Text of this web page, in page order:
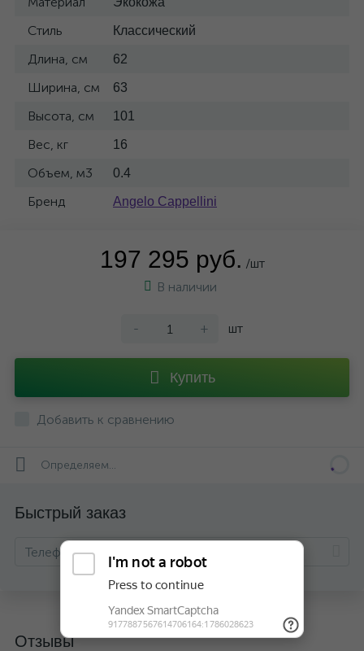
Стиль Классический
Длина, см 62
Ширина, см 63
Высота, см 101
Вес, кг 16
Объем, м3 0.4
Бренд Angelo Cappellini
197 295 руб. /шт
В наличии
- + шт
Купить
Добавить к сравнению
Определяем...
Быстрый заказ
Отзывы